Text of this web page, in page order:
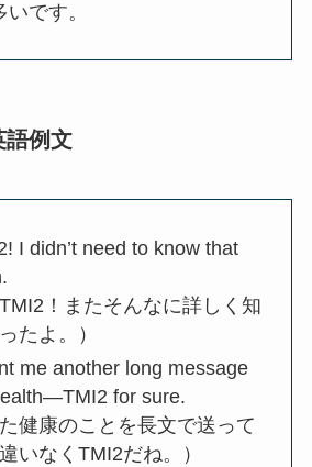
です。
語例文
I didn’t need to know that
TMI2！またそんなに詳しく知
たよ。）
me another long message
for sure.
た健康のことを長文で送って
いなくTMI2だね。）